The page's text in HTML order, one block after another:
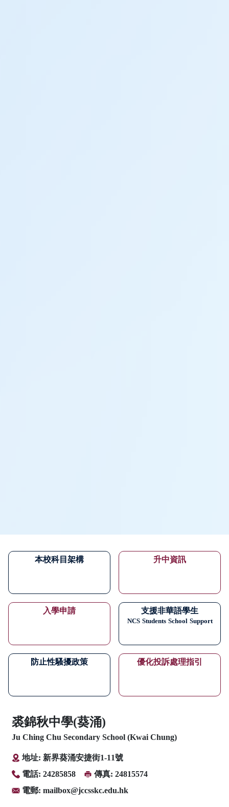
本校科目架構 升中資訊
入學申請 支援非華語學生
NCS Students School Support
防止性騷擾政策 優化投訴處理指引
裘錦秋中學(葵涌)
Ju Ching Chu Secondary School (Kwai Chung)
地址: 新界葵涌安捷街1-11號
電話: 24285858
傳真: 24815574
電郵: mailbox@jccsskc.edu.hk